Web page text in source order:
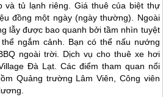
và tủ lạnh riêng. Giá thuê của biệt thự
đồng một ngày (ngày thường). Ngoài
lẫy được bao quanh bởi tầm nhìn tuyệt
ngắm cảnh. Bạn có thể nấu nướng
ngoài trời. Dịch vụ cho thuê xe hơi
Đà Lạt. Các điểm tham quan nổi
Quảng trường Lâm Viên, Công viên